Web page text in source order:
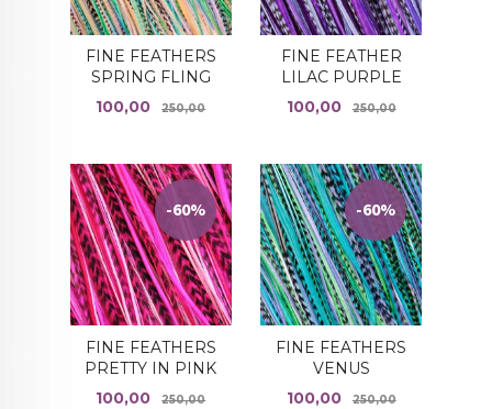
FINE FEATHERS
SPRING FLING
Tilbud
100,00 250,00Rabatt
FINE FEATHER
LILAC PURPLE
Tilbud
100,00 250,00Rabatt
FINE FEATHERS
PRETTY IN PINK
Tilbud
100,00 250,00Rabatt
-60%
FINE FEATHERS
VENUS
Tilbud
100,00 250,00Rabatt
-60%